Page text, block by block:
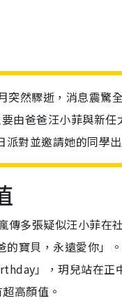
突然驟逝，消息震驚
要由爸爸汪小菲與新
對並邀請她的同學
傳多張疑似汪小菲在
的寶貝，永遠愛你」
」，玥兒站在正
高顏值。